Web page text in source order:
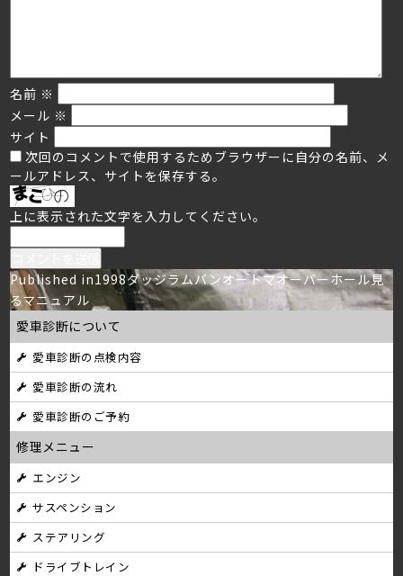
名前 ※
メール ※
サイト
次回のコメントで使用するためブラウザーに自分の名前、メ
ールアドレス、サイトを保存する。
上に表示された文字を入力してください。
投
稿
ナ
ビ
ゲ
ー
シ
ョ
ン
Published in1998ダッジラムバンオートマオーバーホール見
るマニュアル
愛車診断について
愛車診断の点検内容
愛車診断の流れ
愛車診断のご予約
修理メニュー
エンジン
サスペンション
ステアリング
ドライブトレイン